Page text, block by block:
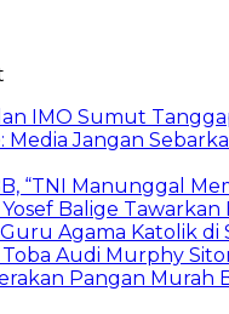
IMO Sumut
Media Jangan
“TNI Manunggal
Balige Tawarkan
Agama Katolik di
Audi Murphy
Pangan Murah